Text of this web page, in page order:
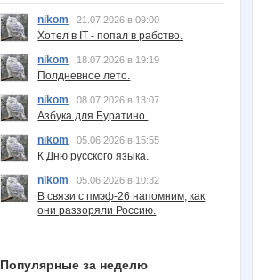
nikom 21.07.2026 в 09:00
Хотел в IT - попал в рабство.
nikom
18.07.2026 в 19:19
Полдневное лето.
nikom
08.07.2026 в 13:07
Азбука для Буратино.
nikom
05.06.2026 в 15:55
К Дню русского языка.
nikom
05.06.2026 в 10:32
В связи с пмэф-26 напомним, как
они раззоряли Россию.
Популярные за неделю